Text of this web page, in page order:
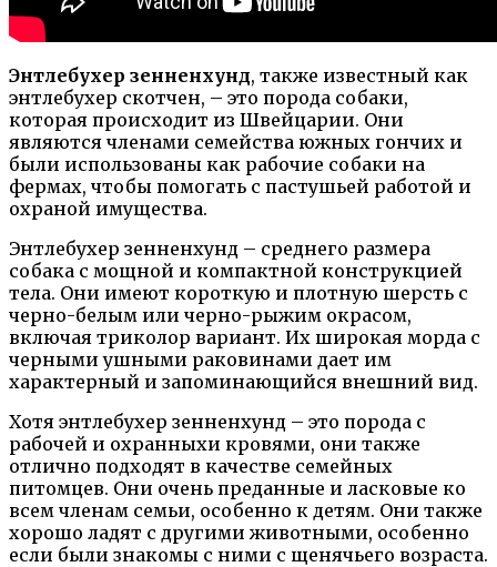
Энтлебухер зенненхунд, также известный как
энтлебухер скотчен, – это порода собаки,
которая происходит из Швейцарии. Они
являются членами семейства южных гончих и
были использованы как рабочие собаки на
фермах, чтобы помогать с пастушьей работой и
охраной имущества.
Энтлебухер зенненхунд – среднего размера
собака с мощной и компактной конструкцией
тела. Они имеют короткую и плотную шерсть с
черно-белым или черно-рыжим окрасом,
включая триколор вариант. Их широкая морда с
черными ушными раковинами дает им
характерный и запоминающийся внешний вид.
Хотя энтлебухер зенненхунд – это порода с
рабочей и охранныхи кровями, они также
отлично подходят в качестве семейных
питомцев. Они очень преданные и ласковые ко
всем членам семьи, особенно к детям. Они также
хорошо ладят с другими животными, особенно
если были знакомы с ними с щенячьего возраста.